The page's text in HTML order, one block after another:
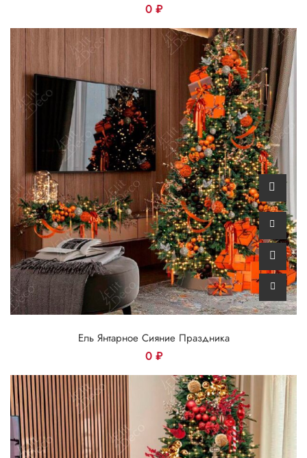
0 ₽
Ель Янтарное Сияние Праздника
0 ₽